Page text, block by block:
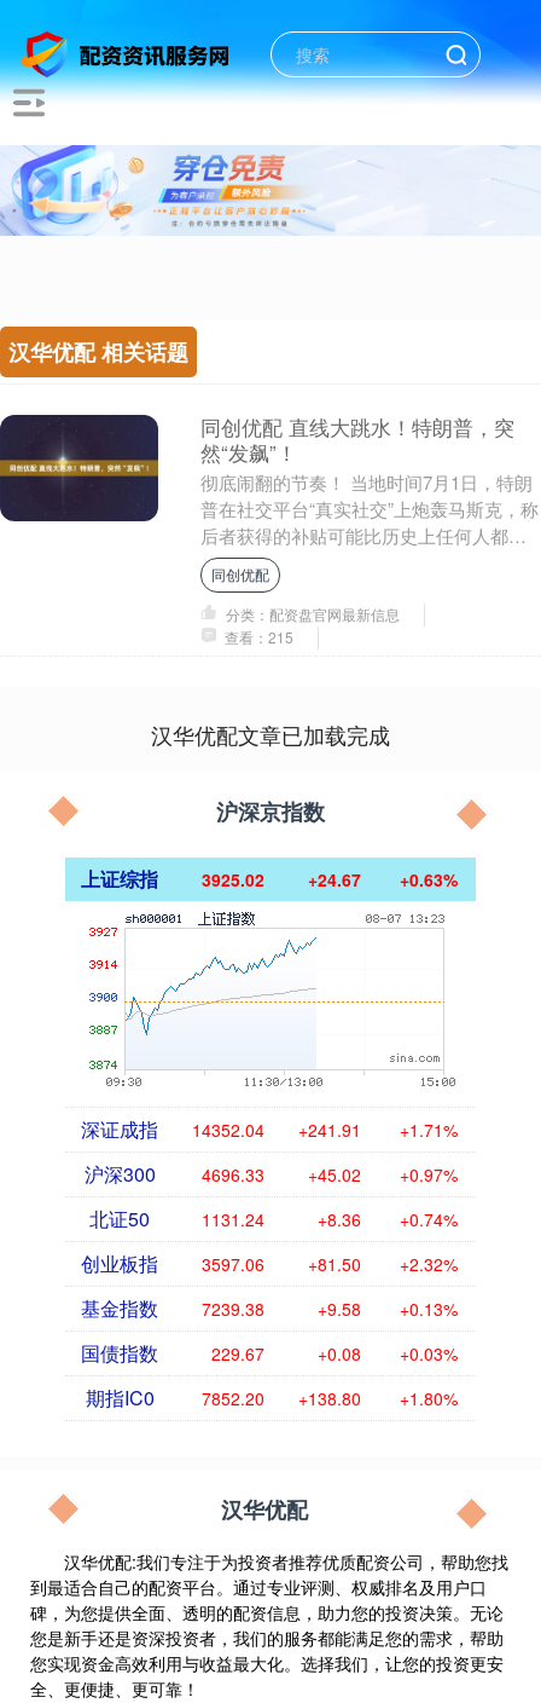
汉华优配 相关话题
同创优配 直线大跳水！特朗普，突
然“发飙”！
彻底闹翻的节奏！ 当地时间7月1日，特朗
普在社交平台“真实社交”上炮轰马斯克，称
后者获得的补贴可能比历史上任何人都
多，如果没有补贴，他可能得关门大
吉，“返回南非....
同创优配
分类：配资盘官网最新信息
查看：215
汉华优配文章已加载完成
沪深京指数
上证综指 3925.02 +24.67 +0.63%
深证成指 14352.04 +241.91 +1.71%
沪深300 4696.33 +45.02 +0.97%
北证50 1131.24 +8.36 +0.74%
创业板指 3597.06 +81.50 +2.32%
基金指数 7239.38 +9.58 +0.13%
国债指数 229.67 +0.08 +0.03%
期指IC0 7852.20 +138.80 +1.80%
汉华优配
汉华优配:我们专注于为投资者推荐优质配资公司，帮助您找
到最适合自己的配资平台。通过专业评测、权威排名及用户口
碑，为您提供全面、透明的配资信息，助力您的投资决策。无论
您是新手还是资深投资者，我们的服务都能满足您的需求，帮助
您实现资金高效利用与收益最大化。选择我们，让您的投资更安
全、更便捷、更可靠！